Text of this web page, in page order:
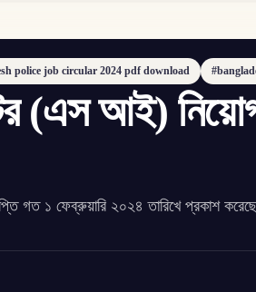
police job circular 2024 pdf download
(এস আই)
গত ১ ফেব্রুয়ারি ২০২৪ তারিখে প্রকাশ